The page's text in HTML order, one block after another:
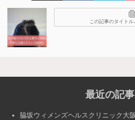
この記事のタイト
最近の記事
脇坂ウィメンズヘルスクリニック大